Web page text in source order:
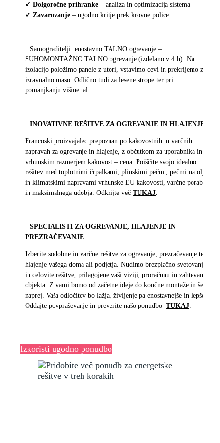
✔ Dolgoročne prihranke – analiza in optimizacija sistema
✔ Zavarovanje – ugodno kritje prek krovne police
Samograditelji: enostavno TALNO ogrevanje –
SUHOMONTAŽNO TALNO ogrevanje (izdelano v 4 h). Na
izolacijo položimo panele z utori, vstavimo cevi in prekrijemo z
izravnalno maso. Odlično tudi za lesene strope ter pri
pomanjkanju višine tal.
INOVATIVNE REŠITVE ZA OGREVANJE IN HLAJENJE
Francoski proizvajalec prepoznan po kakovostnih in varčnih
napravah za ogrevanje in hlajenje, z občutkom za uporabnika in z
vrhunskim razmerjem kakovost – cena. Poiščite svojo idealno
rešitev med toplotnimi črpalkami, plinskimi pečmi, pečmi na olje
in klimatskimi napravami vrhunske EU kakovosti, varčne porabe
in maksimalnega udobja. Odkrijte več TUKAJ.
SPECIALISTI ZA OGREVANJE, HLAJENJE IN
PREZRAČEVANJE
Izberite sodobne in varčne rešitve za ogrevanje, prezračevanje ter
hlajenje vašega doma ali podjetja. Nudimo brezplačno svetovanje
in celovite rešitve, prilagojene vaši viziji, proračunu in zahtevam
objekta. Z vami bomo od začetne ideje do končne montaže in še
naprej. Vaša odločitev bo lažja, življenje pa enostavnejše in lepše.
Oddajte povpraševanje in preverite našo ponudbo TUKAJ.
Izkoristi ugodno ponudbo